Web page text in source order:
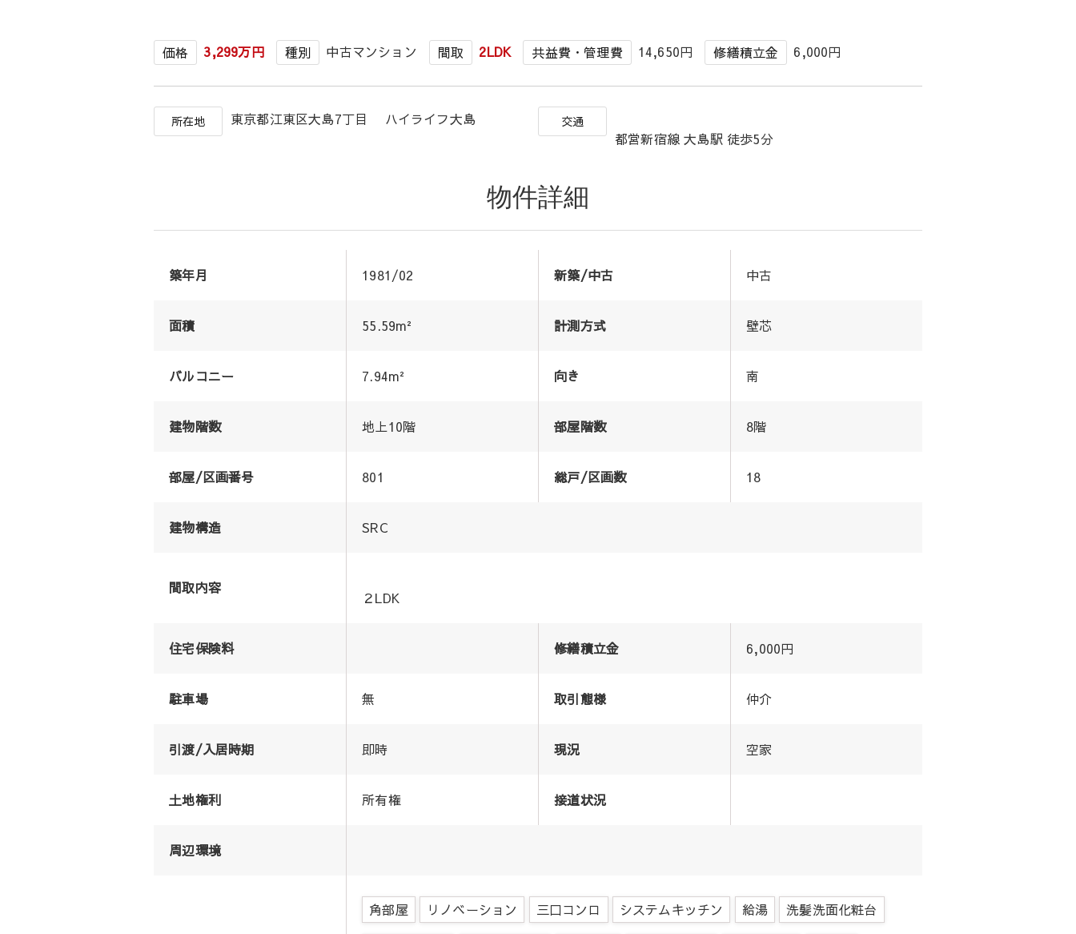
価格 3,299万円 種別 中古マンション 間取 2LDK 共益費・管理費 14,650円 修繕積立金 6,000円
所在地 東京都江東区大島7丁目 ハイライフ大島 交通
都営新宿線 大島駅 徒歩5分
物件詳細
築年月 1981/02 新築/中古 中古
面積 55.59m² 計測方式 壁芯
バルコニー 7.94m² 向き 南
建物階数 地上10階 部屋階数 8階
部屋/区画番号 801 総戸/区画数 18
建物構造 SRC
間取内容
２LDK
住宅保険料 修繕積立金 6,000円
駐車場 無 取引態様 仲介
引渡/入居時期 即時 現況 空家
土地権利 所有権 接道状況
周辺環境
角部屋 リノベーション 三口コンロ システムキッチン 給湯 洗髪洗面化粧台